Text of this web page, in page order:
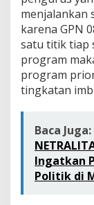
menjalankan
karena GPN
satu titik tiap
program
program
tingkatan
Baca Juga:
Ingatkan
Politik di